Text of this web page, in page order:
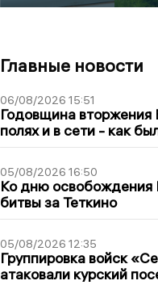
Главные новости
06/08/2026 15:51
Годовщина вторжения
полях и в сети - как
05/08/2026 16:50
Ко дню освобождения
битвы за Теткино
05/08/2026 12:35
Группировка войск
атаковали курский